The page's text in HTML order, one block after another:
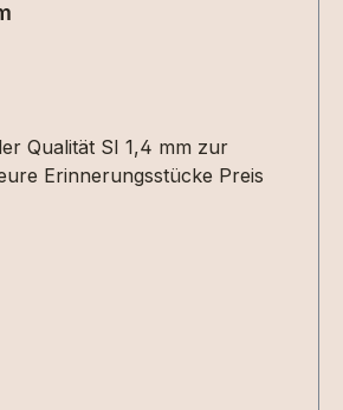
Qualität SI 1,4 mm zur
Erinnerungsstücke Preis